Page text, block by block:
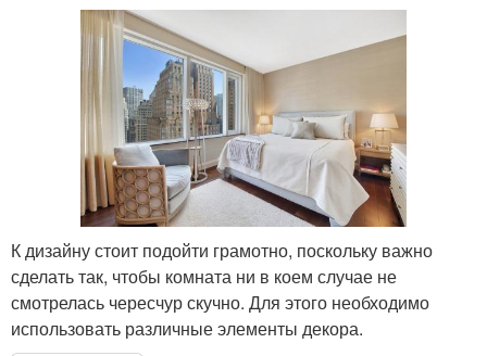
К дизайну стоит подойти грамотно, поскольку важно
сделать так, чтобы комната ни в коем случае не
смотрелась чересчур скучно. Для этого необходимо
использовать различные элементы декора.